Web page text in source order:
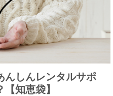
んしんレンタルサポ
知恵袋】